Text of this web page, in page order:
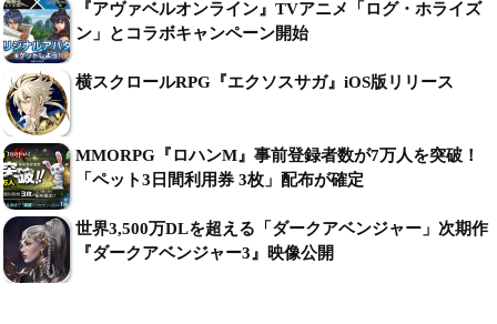
『アヴァベルオンライン』TVアニメ「ログ・ホライズ
ン」とコラボキャンペーン開始
横スクロールRPG『エクソスサガ』iOS版リリース
MMORPG『ロハンM』事前登録者数が7万人を突破！
「ペット3日間利用券 3枚」配布が確定
世界3,500万DLを超える「ダークアベンジャー」次期作
『ダークアベンジャー3』映像公開